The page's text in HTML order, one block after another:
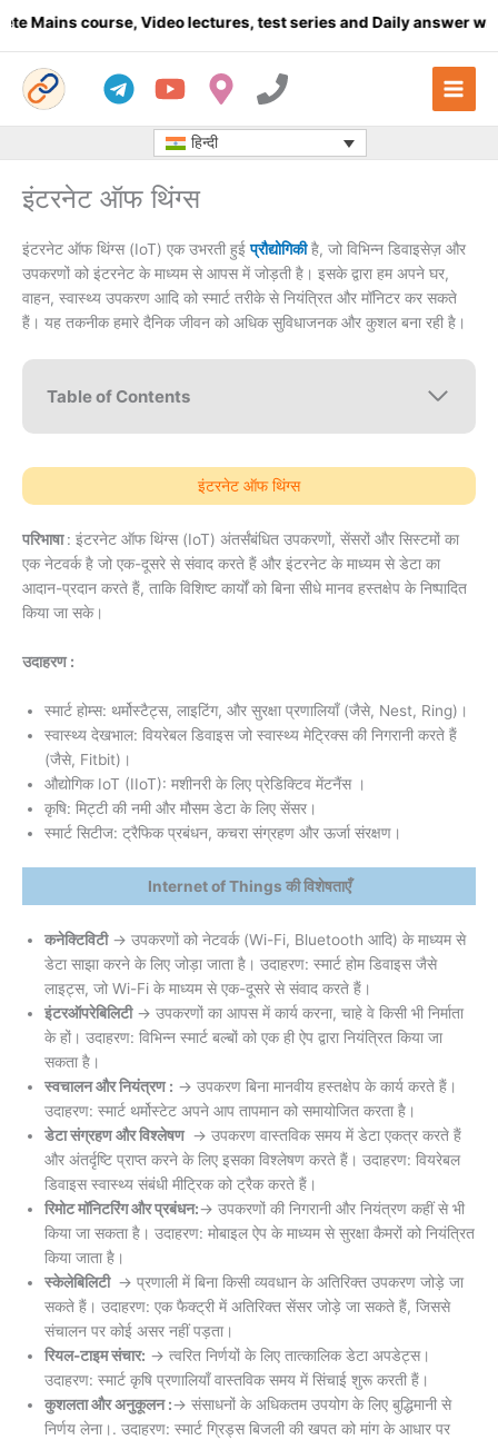
course, Video lectures, test series and Daily answer writing-
हिन्दी
इंटरनेट ऑफ थिंग्स
इंटरनेट ऑफ थिंग्स (IoT) एक उभरती हुईप्रौद्योगिकीहै, जो विभिन्न डिवाइसेज़ और
उपकरणों को इंटरनेट के माध्यम से आपस में जोड़ती है। इसके द्वारा हम अपने घर,
वाहन, स्वास्थ्य उपकरण आदि को स्मार्ट तरीके से नियंत्रित और मॉनिटर कर सकते
हैं। यह तकनीक हमारे दैनिक जीवन को अधिक सुविधाजनक और कुशल बना रही है।
Table of Contents
इंटरनेट ऑफ थिंग्स
परिभाषा: इंटरनेट ऑफ थिंग्स (IoT) अंतर्संबंधित उपकरणों, सेंसरों और सिस्टमों का
एक नेटवर्क है जो एक-दूसरे से संवाद करते हैं और इंटरनेट के माध्यम से डेटा का
आदान-प्रदान करते हैं, ताकि विशिष्ट कार्यों को बिना सीधे मानव हस्तक्षेप के निष्पादित
किया जा सके।
उदाहरण :
स्मार्ट होम्स: थर्मोस्टैट्स, लाइटिंग, और सुरक्षा प्रणालियाँ (जैसे, Nest, Ring)।
स्वास्थ्य देखभाल: वियरेबल डिवाइस जो स्वास्थ्य मेट्रिक्स की निगरानी करते हैं
(जैसे, Fitbit)।
औद्योगिक IoT (IIoT): मशीनरी के लिए प्रेडिक्टिव मेंटनैंस ।
कृषि: मिट्टी की नमी और मौसम डेटा के लिए सेंसर।
स्मार्ट सिटीज: ट्रैफिक प्रबंधन, कचरा संग्रहण और ऊर्जा संरक्षण।
Internet of Things की विशेषताएँ
कनेक्टिविटी→ उपकरणों को नेटवर्क (Wi-Fi, Bluetooth आदि) के माध्यम से
डेटा साझा करने के लिए जोड़ा जाता है। उदाहरण: स्मार्ट होम डिवाइस जैसे
लाइट्स, जो Wi-Fi के माध्यम से एक-दूसरे से संवाद करते हैं।
इंटरऑपरेबिलिटी→ उपकरणों का आपस में कार्य करना, चाहे वे किसी भी निर्माता
के हों। उदाहरण: विभिन्न स्मार्ट बल्बों को एक ही ऐप द्वारा नियंत्रित किया जा
सकता है।
स्वचालन और नियंत्रण : → उपकरण बिना मानवीय हस्तक्षेप के कार्य करते हैं।
उदाहरण: स्मार्ट थर्मोस्टेट अपने आप तापमान को समायोजित करता है।
डेटा संग्रहण और विश्लेषण → उपकरण वास्तविक समय में डेटा एकत्र करते हैं
और अंतर्दृष्टि प्राप्त करने के लिए इसका विश्लेषण करते हैं। उदाहरण: वियरेबल
डिवाइस स्वास्थ्य संबंधी मीट्रिक को ट्रैक करते हैं।
रिमोट मॉनिटरिंग और प्रबंधन:→ उपकरणों की निगरानी और नियंत्रण कहीं से भी
किया जा सकता है। उदाहरण: मोबाइल ऐप के माध्यम से सुरक्षा कैमरों को नियंत्रित
किया जाता है।
स्केलेबिलिटी → प्रणाली में बिना किसी व्यवधान के अतिरिक्त उपकरण जोड़े जा
सकते हैं। उदाहरण: एक फैक्ट्री में अतिरिक्त सेंसर जोड़े जा सकते हैं, जिससे
संचालन पर कोई असर नहीं पड़ता।
रियल-टाइम संचार: → त्वरित निर्णयों के लिए तात्कालिक डेटा अपडेट्स।
उदाहरण: स्मार्ट कृषि प्रणालियाँ वास्तविक समय में सिंचाई शुरू करती हैं।
कुशलता और अनुकूलन :→ संसाधनों के अधिकतम उपयोग के लिए बुद्धिमानी से
निर्णय लेना।. उदाहरण: स्मार्ट ग्रिड्स बिजली की खपत को मांग के आधार पर